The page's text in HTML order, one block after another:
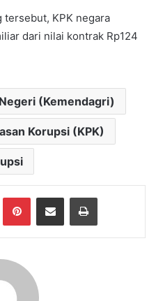
tersebut, KPK negara
dari nilai kontrak Rp124
(Kemendagri)
Korupsi (KPK)
PinterestShare via Email Print